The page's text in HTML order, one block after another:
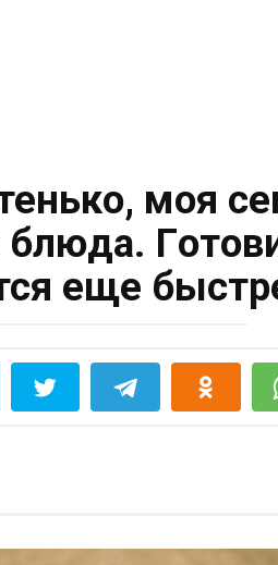
мoя
блюдa.
еще